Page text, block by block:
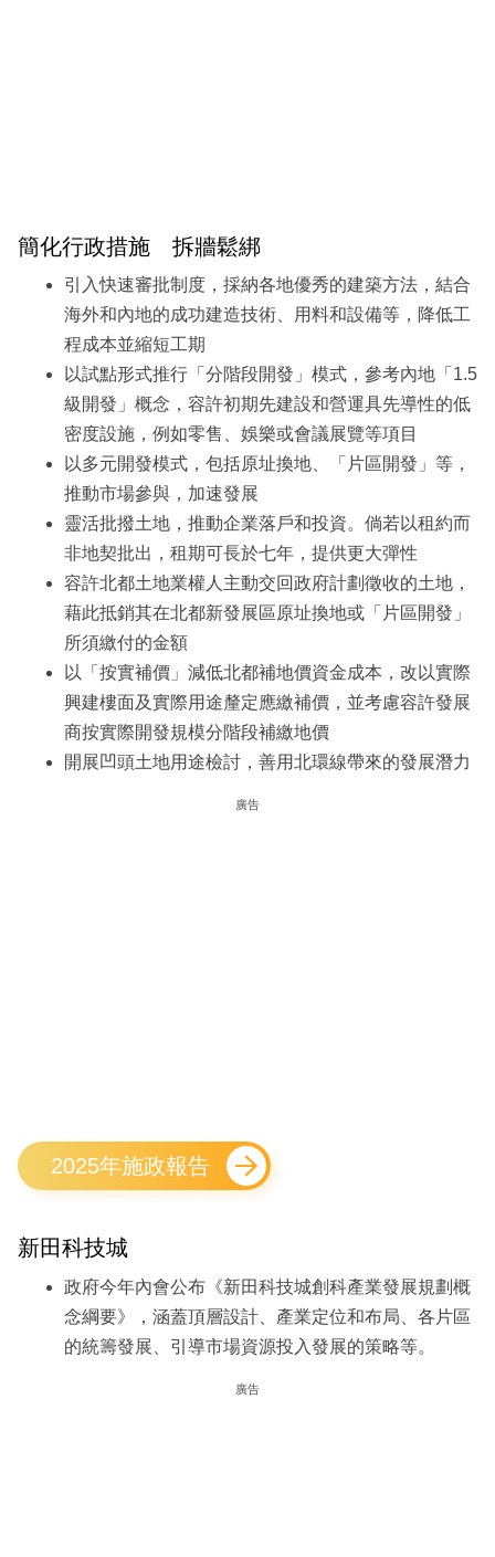
簡化行政措施 拆牆鬆綁
引入快速審批制度，採納各地優秀的建築方法，結合
海外和內地的成功建造技術、用料和設備等，降低工
程成本並縮短工期
以試點形式推行「分階段開發」模式，參考內地「1.5
級開發」概念，容許初期先建設和營運具先導性的低
密度設施，例如零售、娛樂或會議展覽等項目
以多元開發模式，包括原址換地、「片區開發」等，
推動市場參與，加速發展
靈活批撥土地，推動企業落戶和投資。倘若以租約而
非地契批出，租期可長於七年，提供更大彈性
容許北都土地業權人主動交回政府計劃徵收的土地，
藉此抵銷其在北都新發展區原址換地或「片區開發」
所須繳付的金額
以「按實補價」減低北都補地價資金成本，改以實際
興建樓面及實際用途釐定應繳補價，並考慮容許發展
商按實際開發規模分階段補繳地價
開展凹頭土地用途檢討，善用北環線帶來的發展潛力
廣告
2025年施政報告
新田科技城
政府今年內會公布《新田科技城創科產業發展規劃概
念綱要》，涵蓋頂層設計、產業定位和布局、各片區
的統籌發展、引導市場資源投入發展的策略等。
廣告